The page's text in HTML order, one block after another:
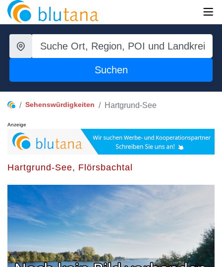
Suchen
Sehenswürdigkeiten Hartgrund-See
Anzeige
Hartgrund-See, Flörsbachtal